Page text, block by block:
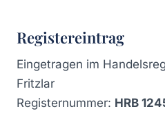
Registereintrag
Eingetragen im
Fritzlar
Registernummer: HRB